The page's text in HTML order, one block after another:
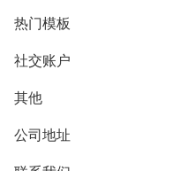
别墅设计营销
模型协同展示分享
别墅社区
热门模板
欧式别墅
中式别墅
社交账户
B站
抖音
微信公众号
其他
用户服务协议
隐私政策
公司地址